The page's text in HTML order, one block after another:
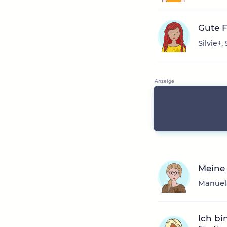
Gute
Silvie+,
Ich